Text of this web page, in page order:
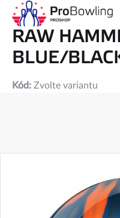
Přejít
obsah
RAW
BLUE/
Kód: Zvolte variantu